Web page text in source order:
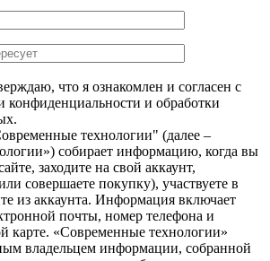
что я ознакомлен и согласен с
конфиденциальности и обработки
технологии" (далее –
собирает информацию, когда вы
заходите на свой аккаунт,
совершаете покупку), участвуете в
из аккаунта. Информация включает
почты, номер телефона и
карте. «Современные технологии»
владельцем информации, собранной